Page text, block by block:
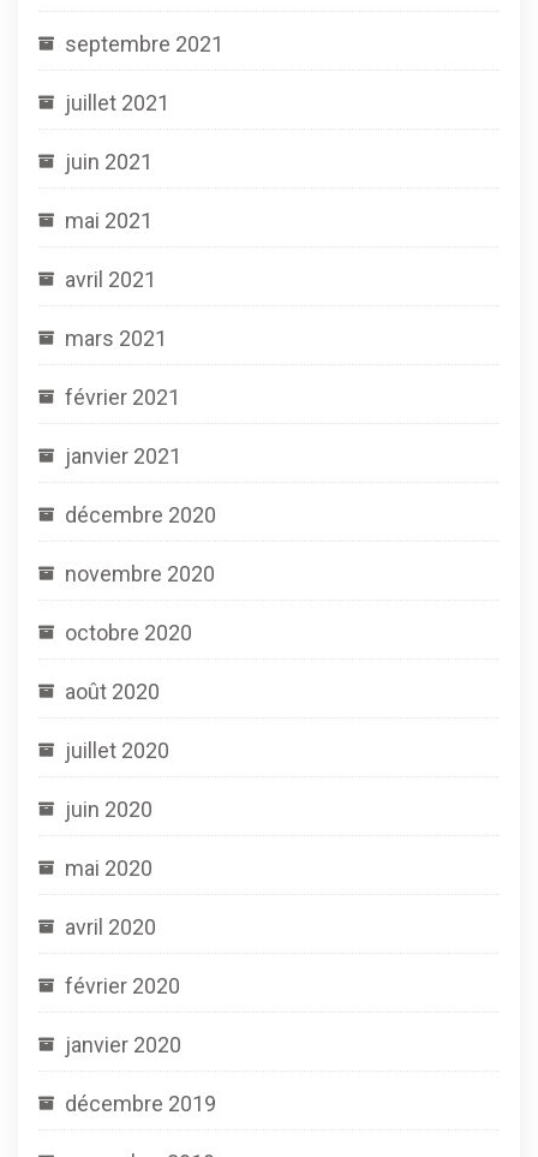
septembre 2021
juillet 2021
juin 2021
mai 2021
avril 2021
mars 2021
février 2021
janvier 2021
décembre 2020
novembre 2020
octobre 2020
août 2020
juillet 2020
juin 2020
mai 2020
avril 2020
février 2020
janvier 2020
décembre 2019